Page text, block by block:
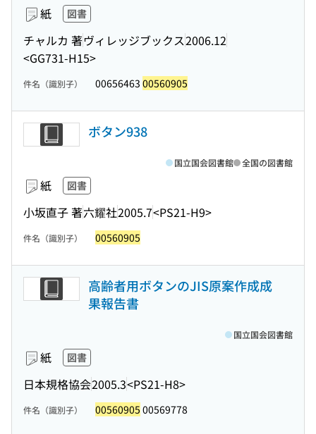
紙 図書
チャルカ 著ヴィレッジブックス2006.12
<GG731-H15>
件名（識別子） 00656463 00560905
ボタン938
紙 図書
小坂直子 著六耀社2005.7<PS21-H9>
国立国会図書館 全国の図書館
件名（識別子） 00560905
高齢者用ボタンのJIS原案作成成
果報告書
紙 図書
日本規格協会2005.3<PS21-H8>
国立国会図書館
件名（識別子） 00560905 00569778